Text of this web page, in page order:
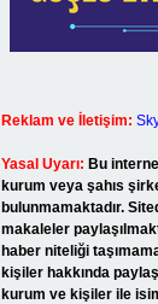
Reklam ve İletişim:
Yasal Uyarı: Bu
kurum veya şahıs
bulunmamaktadır.
makaleler
haber niteliği
kişiler hakkında
kurum ve kişiler ile